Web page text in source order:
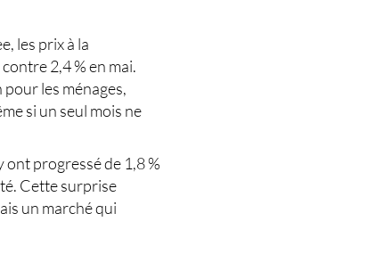
les prix à la
2,4 % en mai.
pour les ménages,
si un seul mois ne
ont progressé de 1,8 %
Cette surprise
un marché qui